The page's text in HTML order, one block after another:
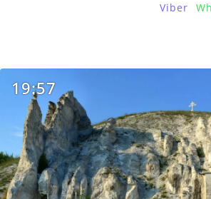
Viber
19:57